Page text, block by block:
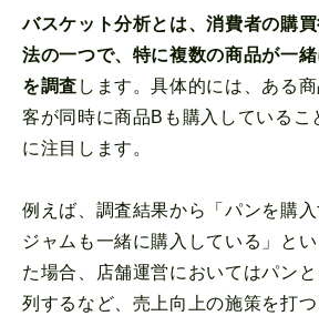
バスケット分析とは、消費者の購
法の一つで、特に複数の商品が一
を調査 します。具体的には、ある
客が同時に商品Bも購入しているこ
に注目します。
例えば、調査結果から「パンを購
ジャムも一緒に購入している」と
た場合、店舗運営においてはパン
列するなど、売上向上の施策を打つ